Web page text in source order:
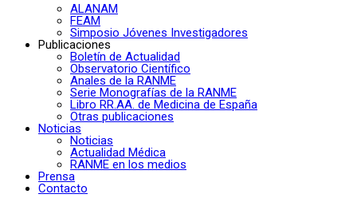
ALANAM
FEAM
Simposio Jóvenes Investigadores
Publicaciones
Boletín de Actualidad
Observatorio Científico
Anales de la RANME
Serie Monografías de la RANME
Libro RR.AA. de Medicina de España
Otras publicaciones
Noticias
Noticias
Actualidad Médica
RANME en los medios
Prensa
Contacto